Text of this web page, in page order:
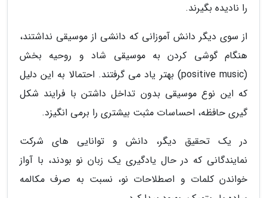
را نادیده بگیرند.
از سوی دیگر دانش آموزانی که دانشی از موسیقی نداشتند،
هنگام گوشی کردن به موسیقی شاد و روحیه بخش
(positive music) بهتر یاد می گرفتند. احتمالا به این دلیل
که این نوع موسیقی بدون تداخل داشتن با فرایند شکل
گیری حافظه، احساسات مثبت بیشتری را برمی انگیزد.
در یک تحقیق دیگر، دانش و توانایی های شرکت
نمایندگانی که در حال یادگیری یک زبان نو بودند، با آواز
خواندن کلمات و اصطلاحات نو، نسبت به صرف مکالمه